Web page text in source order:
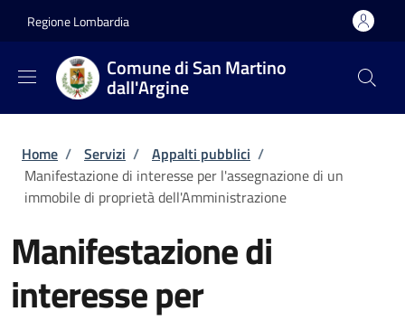
Regione Lombardia
Comune di San Martino
dall'Argine
Briciole di pane
Home / Servizi / Appalti pubblici /
Manifestazione di interesse per l'assegnazione di un
immobile di proprietà dell'Amministrazione
Manifestazione di
interesse per